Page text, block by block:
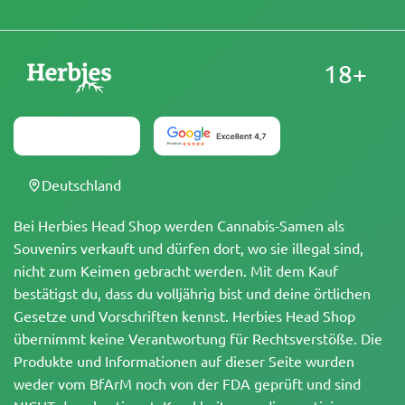
Bei Herbies Head Shop werden Cannabis-Samen als
Souvenirs verkauft und dürfen dort, wo sie illegal sind,
nicht zum Keimen gebracht werden. Mit dem Kauf
bestätigst du, dass du volljährig bist und deine örtlichen
Gesetze und Vorschriften kennst. Herbies Head Shop
übernimmt keine Verantwortung für Rechtsverstöße. Die
Produkte und Informationen auf dieser Seite wurden
weder vom BfArM noch von der FDA geprüft und sind
18+
Deutschland